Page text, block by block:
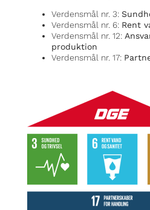
Verdensmål nr. 3:
Verdensmål nr. 6: Rent
Verdensmål nr. 12:
produktion
Verdensmål nr. 17: